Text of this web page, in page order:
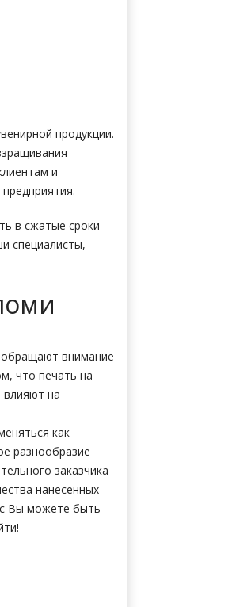
продукции.
и
в сжатые сроки
специалисты,
обращают внимание
что печать на
влияют на
как
разнообразие
заказчика
нанесенных
Вы можете быть